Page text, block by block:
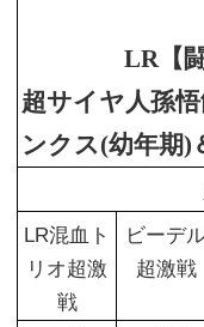
LR【
超サイヤ人孫
ンクス(幼年期)
LR混血ト
リオ超激
戦
ビーデ
超激戦